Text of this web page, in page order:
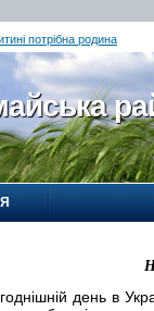
потрібна родина
день в